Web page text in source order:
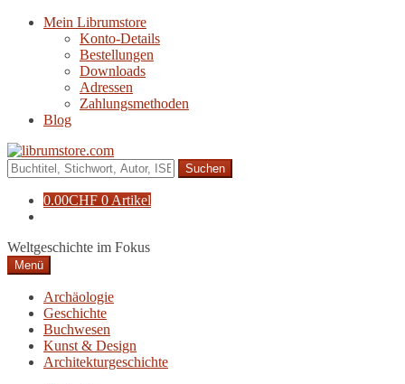
Navigation
Zum
Mein Librumstore
Konto-Details
Bestellungen
Downloads
Adressen
Zahlungsmethoden
Blog
Suche
nach:
0.00CHF 0 Artikel
Weltgeschichte im Fokus
Menü
Archäologie
Geschichte
Buchwesen
Kunst & Design
Architekturgeschichte